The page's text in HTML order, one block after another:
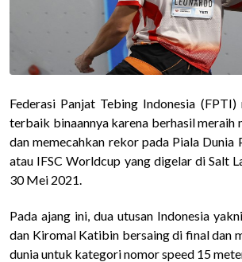
Federasi Panjat Tebing Indonesia
terbaik binaannya karena berhasil meraih
dan memecahkan rekor pada Piala Dunia
atau IFSC Worldcup yang digelar di Salt
30 Mei 2021.
Pada ajang ini, dua utusan Indonesia
dan Kiromal Katibin bersaing di final dan
dunia untuk kategori nomor speed 15